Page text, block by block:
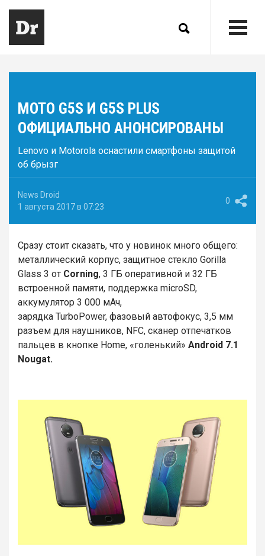
MOTO G5S И G5S PLUS
ОФИЦИАЛЬНО АНОНСИРОВАНЫ
Lenovo и Motorola оснастили смартфоны защитой
об брызг
News Droid
1 августа 2017 в 07:23
0
Сразу стоит сказать, что у новинок много общего:
металлический корпус, защитное стекло Gorilla
Glass 3 от Corning, 3 ГБ оперативной и 32 ГБ
встроенной памяти, поддержка microSD,
аккумулятор 3 000 мАч,
зарядка TurboPower, фазовый автофокус, 3,5 мм
разъем для наушников, NFC, сканер отпечатков
пальцев в кнопке Home, «голенький» Android 7.1
Nougat.